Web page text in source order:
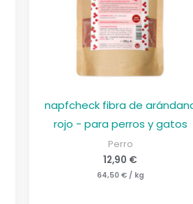
napfcheck fibra de
rojo - para perros y gatos
Perro
12,90 €
64,50 €/ kg